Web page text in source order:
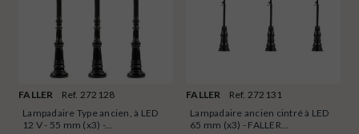
FALLER
Ref. 272128
Lampadaire Type ancien, à LED
12 V - 55 mm (x3) -...
FALLER
Ref. 272131
Lampadaire ancien cintré à LED
65 mm (x3) - FALLER...